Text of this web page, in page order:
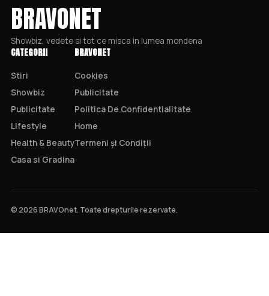
BRAVONET
Showbiz, vedete si tot ce misca in lumea mondena
CATEGORII
Stiri
Showbiz
Publicitate
Lifestyle
Health & Beauty
Casa si Gradina
BRAVONET
Cookies
Publicitate
Politica De Confidentialitate
Home
Termeni și Condiții
© 2026 BRAVOnet. Toate drepturile rezervate.